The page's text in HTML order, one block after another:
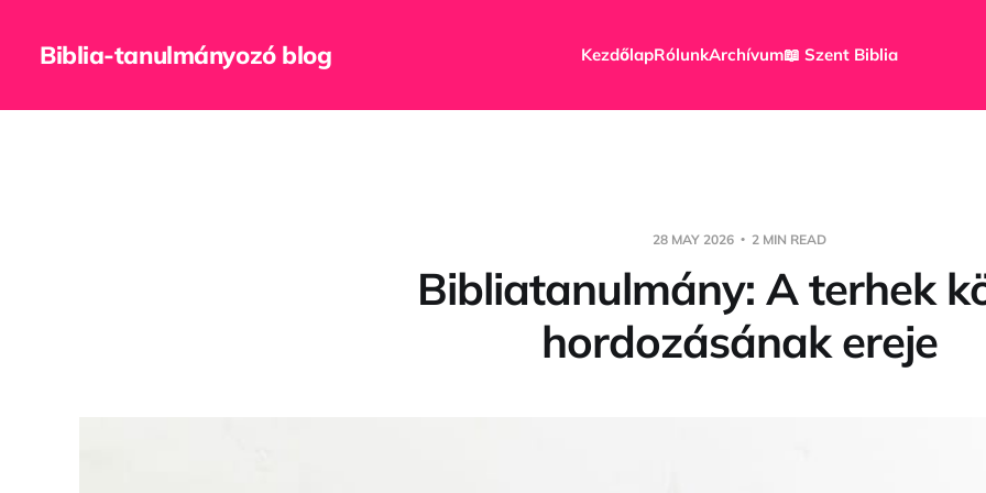
Biblia-tanulmányozó blog KezdőlapRólunkArchívum📖 Szent Biblia
28 MAY 2026 2 MIN READ
Bibliatanulmány: A terhek
hordozásának ereje